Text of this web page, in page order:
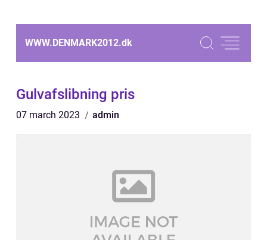
WWW.DENMARK2012.dk
Gulvafslibning pris
07 march 2023 admin